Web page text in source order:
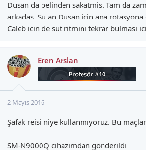
Dusan da belinden sakatmis. Tam da
arkadas. Su an Dusan icin ana
Caleb icin de sut ritmini tekrar bulmasi
Eren Arslan
2 Mayıs 2016
Şafak reisi niye kullanmıyoruz. Bu
SM-N9000Q cihazımdan gönderildi